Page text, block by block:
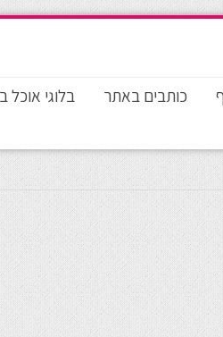
כותבים באתר בלוגי אוכל